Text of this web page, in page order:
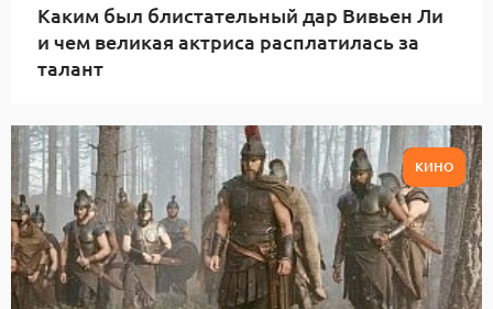
Каким был блистательный дар Вивьен Ли
и чем великая актриса расплатилась за
талант
КИНО